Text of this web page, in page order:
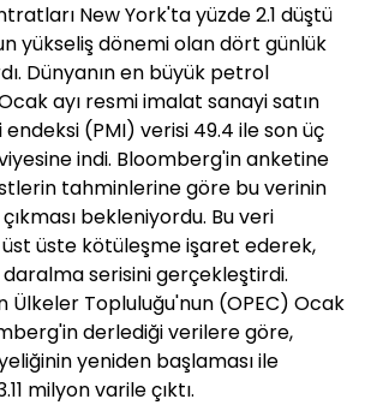
New York'ta yüzde 2.1 düştü
yükseliş dönemi olan dört günlük
Dünyanın en büyük petrol
ayı resmi imalat sanayi satın
(PMI) verisi 49.4 ile son üç
indi. Bloomberg'in anketine
tahminlerine göre bu verinin
bekleniyordu. Bu veri
üste kötüleşme işaret ederek,
serisini gerçekleştirdi.
Ülkeler Topluluğu'nun (OPEC) Ocak
derlediği verilere göre,
yeniden başlaması ile
milyon varile çıktı.